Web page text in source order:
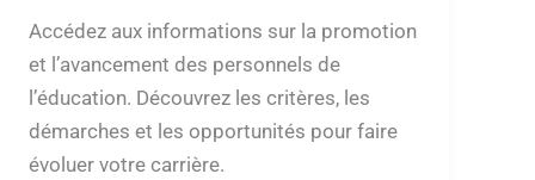
Accédez aux informations sur la promotion
et l’avancement des personnels de
l’éducation. Découvrez les critères, les
démarches et les opportunités pour faire
évoluer votre carrière.